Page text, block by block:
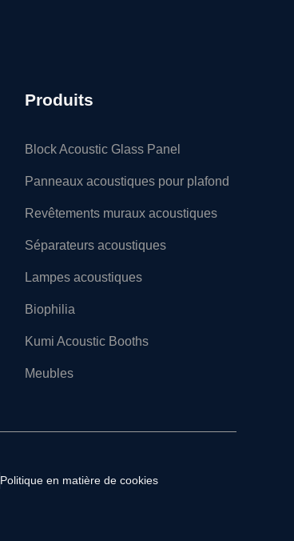
Produits
Block Acoustic Glass Panel
Panneaux acoustiques pour plafond
Revêtements muraux acoustiques
Séparateurs acoustiques
Lampes acoustiques
Biophilia
Kumi Acoustic Booths
Meubles
Politique en matière de cookies